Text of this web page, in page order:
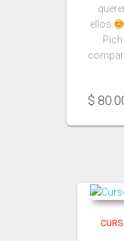
ellos.
$